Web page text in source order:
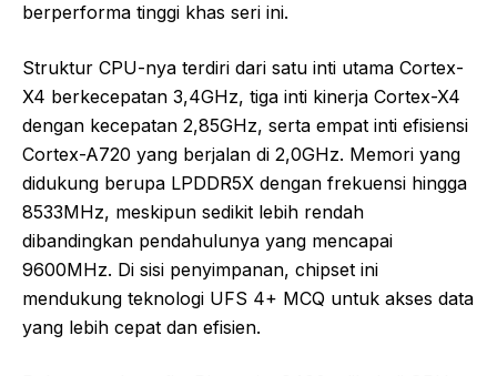
berperforma tinggi khas seri ini.
Struktur CPU-nya terdiri dari satu inti utama Cortex-
X4 berkecepatan 3,4GHz, tiga inti kinerja Cortex-X4
dengan kecepatan 2,85GHz, serta empat inti efisiensi
Cortex-A720 yang berjalan di 2,0GHz. Memori yang
didukung berupa LPDDR5X dengan frekuensi hingga
8533MHz, meskipun sedikit lebih rendah
dibandingkan pendahulunya yang mencapai
9600MHz. Di sisi penyimpanan, chipset ini
mendukung teknologi UFS 4+ MCQ untuk akses data
yang lebih cepat dan efisien.